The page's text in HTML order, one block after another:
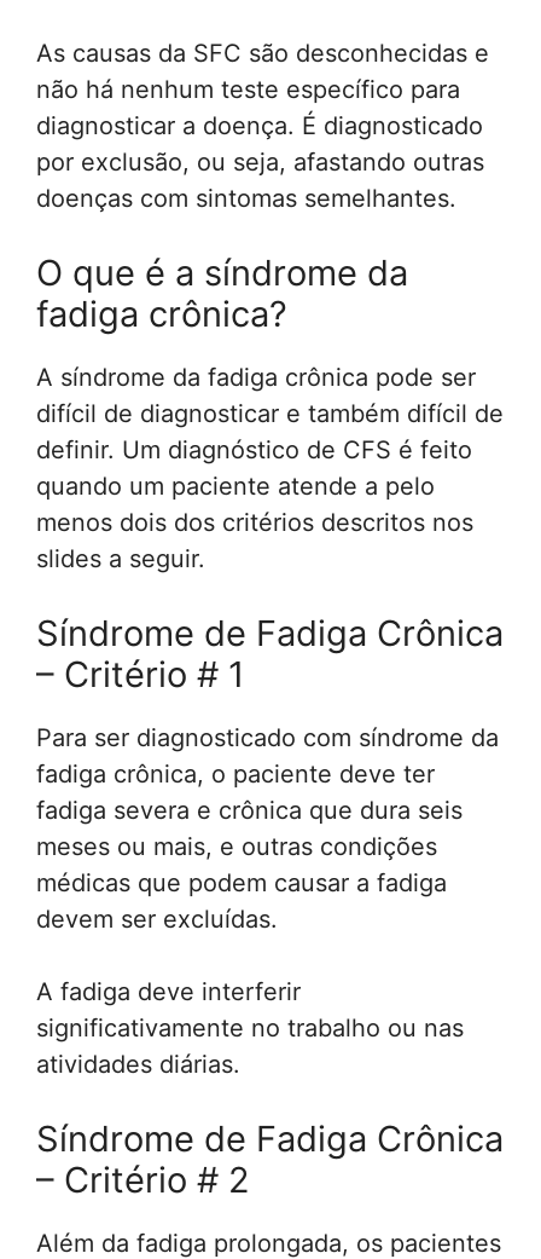
As causas da SFC são desconhecidas e
não há nenhum teste específico para
diagnosticar a doença. É diagnosticado
por exclusão, ou seja, afastando outras
doenças com sintomas semelhantes.
O que é a síndrome da
fadiga crônica?
A síndrome da fadiga crônica pode ser
difícil de diagnosticar e também difícil de
definir. Um diagnóstico de CFS é feito
quando um paciente atende a pelo
menos dois dos critérios descritos nos
slides a seguir.
Síndrome de Fadiga Crônica
– Critério # 1
Para ser diagnosticado com síndrome da
fadiga crônica, o paciente deve ter
fadiga severa e crônica que dura seis
meses ou mais, e outras condições
médicas que podem causar a fadiga
devem ser excluídas.
A fadiga deve interferir
significativamente no trabalho ou nas
atividades diárias.
Síndrome de Fadiga Crônica
– Critério # 2
Além da fadiga prolongada, os pacientes